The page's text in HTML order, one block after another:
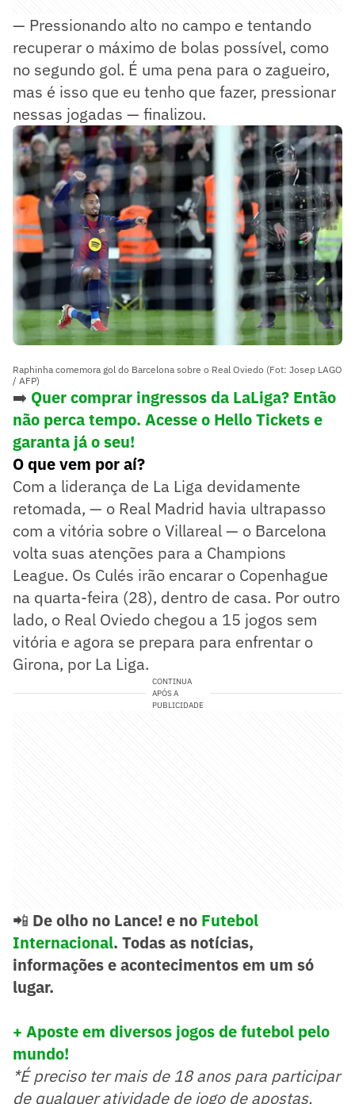
— Pressionando alto no campo e tentando
recuperar o máximo de bolas possível, como
no segundo gol. É uma pena para o zagueiro,
mas é isso que eu tenho que fazer, pressionar
nessas jogadas — finalizou.
Raphinha comemora gol do Barcelona sobre o Real Oviedo (Fot: Josep LAGO
/ AFP)
➡️ Quer comprar ingressos da LaLiga? Então
não perca tempo. Acesse o Hello Tickets e
garanta já o seu!
O que vem por aí?
Com a liderança de La Liga devidamente
retomada, — o Real Madrid havia ultrapasso
com a vitória sobre o Villareal — o Barcelona
volta suas atenções para a Champions
League. Os Culés irão encarar o Copenhague
na quarta-feira (28), dentro de casa. Por outro
lado, o Real Oviedo chegou a 15 jogos sem
vitória e agora se prepara para enfrentar o
Girona, por La Liga.
CONTINUA
APÓS A
PUBLICIDADE
📲 De olho no Lance! e no Futebol
Internacional. Todas as notícias,
informações e acontecimentos em um só
lugar.
+ Aposte em diversos jogos de futebol pelo
mundo!
*É preciso ter mais de 18 anos para participar
de qualquer atividade de jogo de apostas.